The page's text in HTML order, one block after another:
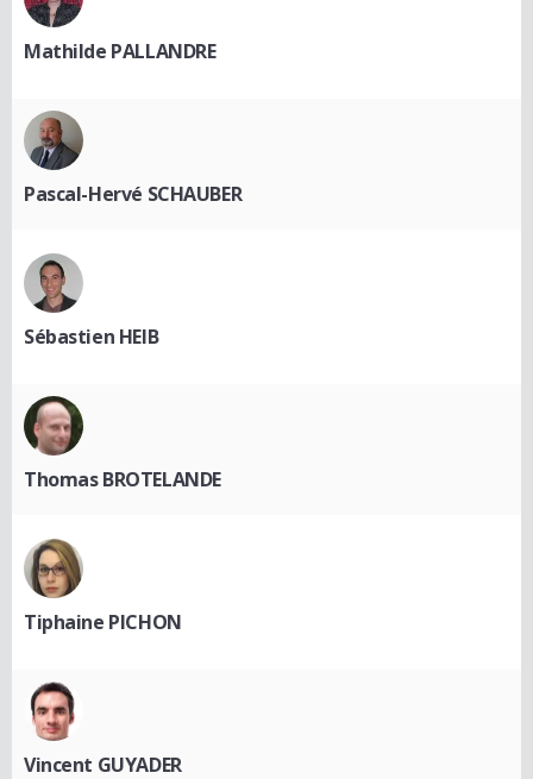
Mathilde PALLANDRE
Pascal-Hervé SCHAUBER
Sébastien HEIB
Thomas BROTELANDE
Tiphaine PICHON
Vincent GUYADER